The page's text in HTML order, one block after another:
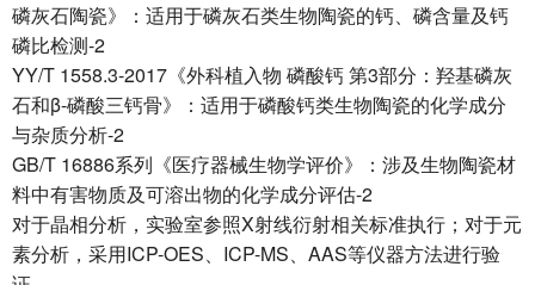
磷灰石陶瓷》：适用于磷灰石类生物陶瓷的钙、磷含量及钙
磷比检测-2
YY/T 1558.3-2017《外科植入物 磷酸钙 第3部分：羟基磷灰
石和β-磷酸三钙骨》：适用于磷酸钙类生物陶瓷的化学成分
与杂质分析-2
GB/T 16886系列《医疗器械生物学评价》：涉及生物陶瓷材
料中有害物质及可溶出物的化学成分评估-2
对于晶相分析，实验室参照X射线衍射相关标准执行；对于元
素分析，采用ICP-OES、ICP-MS、AAS等仪器方法进行验